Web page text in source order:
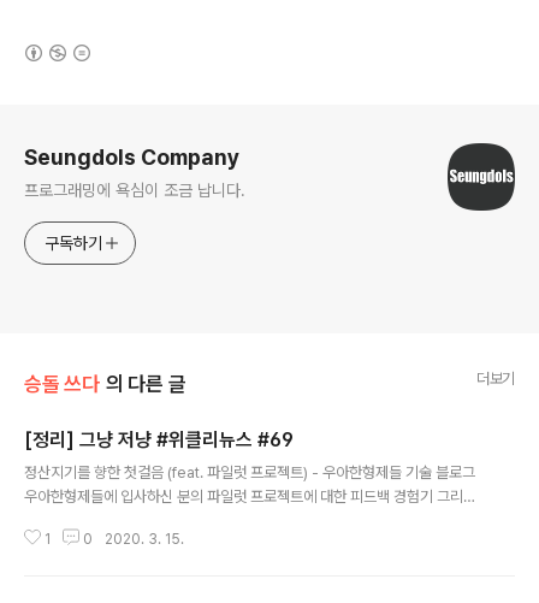
Seungdols Company
프로그래밍에 욕심이 조금 납니다.
구독하기
승돌 쓰다 의 다른 글 더보기
[정리] 그냥 저냥 #위클리뉴스 #69
정산지기를 향한 첫걸음 (feat. 파일럿 프로젝트) - 우아한형제들 기술 블로그
우아한형제들에 입사하신 분의 파일럿 프로젝트에 대한 피드백 경험기 그리고
움 되는 부분들이 많았다. 읽으면서 부러웠던 부분은 확실히 신입 교육이 앞으
1 0 2020. 3. 15.